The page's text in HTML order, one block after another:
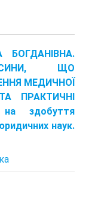
БОГДАНІВНА.
ЩО
МЕДИЧНОЇ
ПРАКТИЧНІ
здобуття
наук.